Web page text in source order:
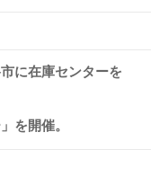
に在庫センターを
を開催。